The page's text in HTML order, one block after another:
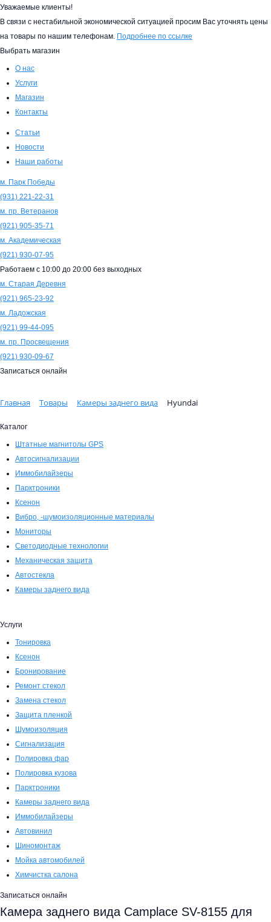
Уважаемые клиенты!
В связи с нестабильной экономической ситуацией просим Вас уточнять цены
на товары по нашим телефонам. Подробнее по ссылке
Выбрать магазин
О нас
Услуги
Магазин
Контакты
Статьи
Новости
Наши работы
м. Парк Победы
(931) 221-22-31
м. пр. Ветеранов
(921) 905-35-71
м. Академическая
(921) 930-07-95
Работаем с 10:00 до 20:00 без выходных
м. Старая Деревня
(921) 965-23-92
м. Ладожская
(921) 99-44-095
м. пр. Просвещения
(921) 930-09-67
Записаться онлайн
Главная Товары Камеры заднего вида Hyundai
Каталог
Штатные магнитолы GPS
Автосигнализации
Иммобилайзеры
Парктроники
Ксенон
Вибро, -шумоизоляционные материалы
Мониторы
Светодиодные технологии
Механическая защита
Автостекла
Камеры заднего вида
Услуги
Тонировка
Ксенон
Бронирование
Ремонт стекол
Замена стекол
Защита пленкой
Шумоизоляция
Сигнализация
Полировка фар
Полировка кузова
Парктроники
Камеры заднего вида
Иммобилайзеры
Автовинил
Шиномонтаж
Мойка автомобилей
Химчистка салона
Записаться онлайн
Камера заднего вида Camplace SV-8155 для